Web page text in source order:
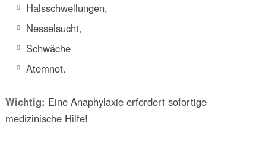
Halsschwellungen,
Nesselsucht,
Schwäche
Atemnot.
Wichtig: Eine Anaphylaxie erfordert sofortige
medizinische Hilfe!